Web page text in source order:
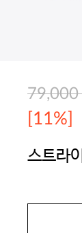
79,000
[11%]
스트라